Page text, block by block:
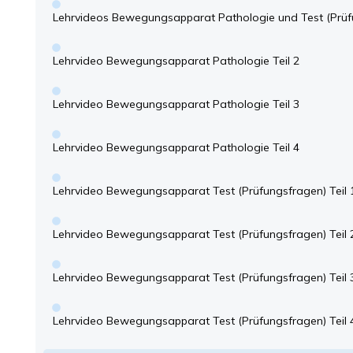
Lehrvideos Bewegungsapparat Pathologie und Test
Lehrvideo Bewegungsapparat Pathologie Teil 2
Lehrvideo Bewegungsapparat Pathologie Teil 3
Lehrvideo Bewegungsapparat Pathologie Teil 4
Lehrvideo Bewegungsapparat Test (Prüfungsfragen) Teil
Lehrvideo Bewegungsapparat Test (Prüfungsfragen) Teil
Lehrvideo Bewegungsapparat Test (Prüfungsfragen) Teil
Lehrvideo Bewegungsapparat Test (Prüfungsfragen) Teil